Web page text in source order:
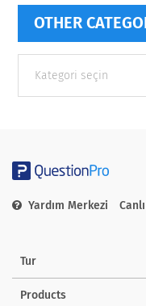
OTHER
categories
Yardım Merkezi
Tur
Products